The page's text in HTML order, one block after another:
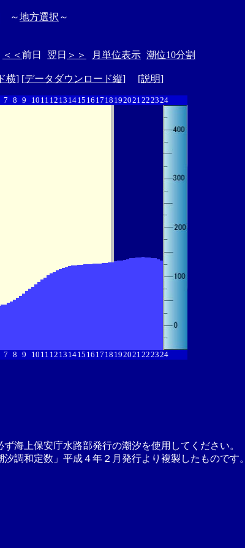
～地方選択 ～
＜＜ 前日 翌日 ＞＞ 月単位表示 潮位10分割
横] [データダウンロード縦] [説明]
7 8 9 10 11 12 13 1415 16 17 18 192021222324
7 8 9 10 11 12 13 1415 16 17 18 192021222324
海上保安庁水路部発行の潮汐を使用してください。
調和定数」平成４年２月発行より複製したものです。